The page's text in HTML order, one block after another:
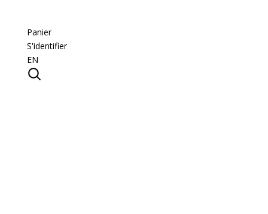
Panier
S'identifier
EN